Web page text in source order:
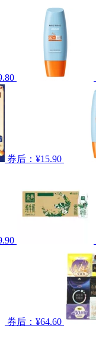
券后：¥15.90
券后：¥64.60